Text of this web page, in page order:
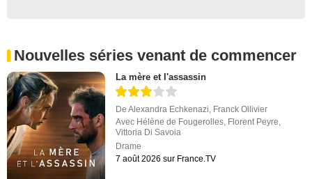
Nouvelles séries venant de commencer
La mère et l'assassin
DeAlexandra Echkenazi Franck Ollivier
Avec Hélène de Fougerolles Florent Peyre
Vittoria Di Savoia
Drame
7 août 2026 sur France.TV